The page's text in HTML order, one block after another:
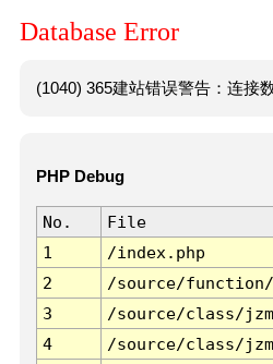
Database Error
(1040) 365建站错误警告：连接
PHP Debug
No. File
1
/index.php
2
/source/
3
/source/class/
4
/source/class/